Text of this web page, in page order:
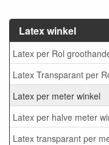
Latex winkel
Latex per Rol
Latex Transparant per
Latex per meter winkel
Latex per halve meter
Latex transparant per